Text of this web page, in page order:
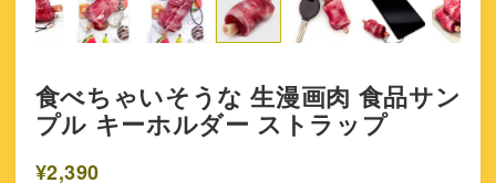
食べちゃいそうな 生漫画肉 食品サン
プル キーホルダー ストラップ
¥2,390